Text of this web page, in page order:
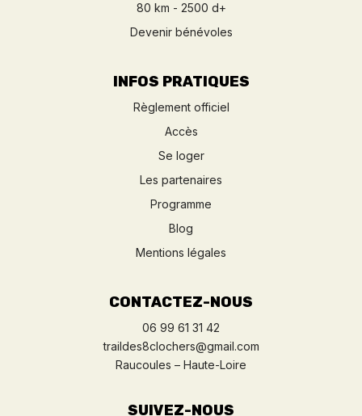
80 km - 2500 d+
Devenir bénévoles
INFOS PRATIQUES
Règlement officiel
Accès
Se loger
Les partenaires
Programme
Blog
Mentions légales
CONTACTEZ-NOUS
06 99 61 31 42
traildes8clochers@gmail.com
Raucoules – Haute-Loire
SUIVEZ-NOUS